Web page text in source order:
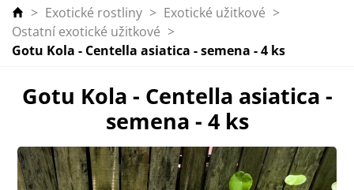
> Exotické rostliny > Exotické užitkové >
Ostatní exotické užitkové >
Gotu Kola - Centella asiatica - semena - 4 ks
Gotu Kola - Centella asiatica -
semena - 4 ks